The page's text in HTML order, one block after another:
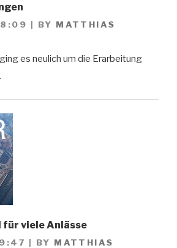
BY MATTHIAS
es neulich um die Erarbeitung
für viele Anlässe
BY MATTHIAS